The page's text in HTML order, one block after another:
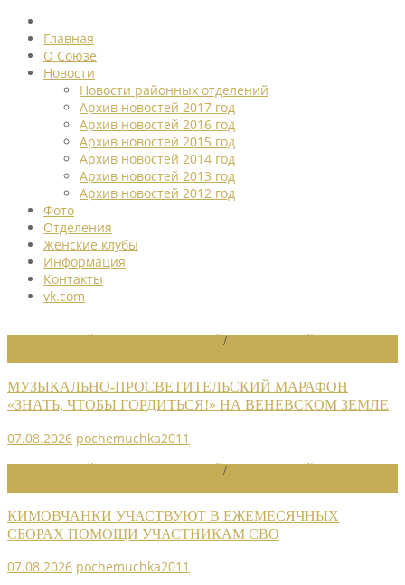
Главная
О Союзе
Новости
Новости районных отделений
Архив новостей 2017 год
Архив новостей 2016 год
Архив новостей 2015 год
Архив новостей 2014 год
Архив новостей 2013 год
Архив новостей 2012 год
Фото
Отделения
Женские клубы
Информация
Контакты
vk.com
/
МУЗЫКАЛЬНО-ПРОСВЕТИТЕЛЬСКИЙ МАРАФОН
«ЗНАТЬ, ЧТОБЫ ГОРДИТЬСЯ!» НА ВЕНЕВСКОМ ЗЕМЛЕ
07.08.2026 pochemuchka2011
/
КИМОВЧАНКИ УЧАСТВУЮТ В ЕЖЕМЕСЯЧНЫХ
СБОРАХ ПОМОЩИ УЧАСТНИКАМ СВО
07.08.2026 pochemuchka2011